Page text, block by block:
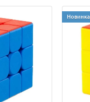
Новинка